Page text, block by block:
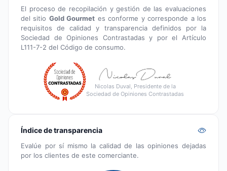
El proceso de recopilación y gestión de las evaluaciones
del sitio Gold Gourmet es conforme y corresponde a los
requisitos de calidad y transparencia definidos por la
Sociedad de Opiniones Contrastadas y por el Artículo
L111-7-2 del Código de consumo.
Nicolas Duval, Presidente de la
Sociedad de Opiniones Contrastadas
Índice de transparencia
Evalúe por sí mismo la calidad de las opiniones dejadas
por los clientes de este comerciante.